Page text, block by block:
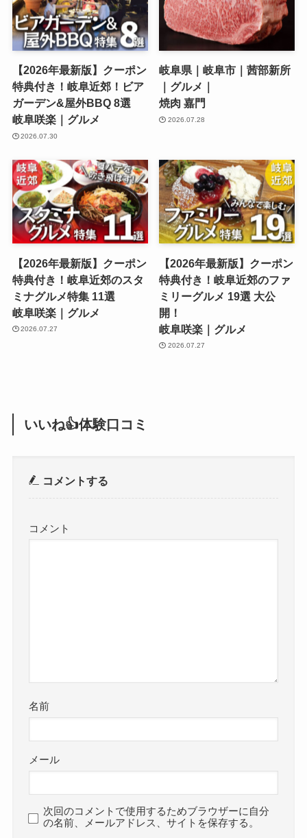
【2026年最新版】クーポン
特典付き！岐阜近郊！ビア
ガーデン&屋外BBQ 8選
岐阜咲楽｜グルメ
2026.07.30
岐阜県｜岐阜市｜茜部新所
｜グルメ｜
焼肉 嘉門
2026.07.28
【2026年最新版】クーポン
特典付き！岐阜近郊のスタ
ミナグルメ特集 11選
岐阜咲楽｜グルメ
2026.07.27
【2026年最新版】クーポン
特典付き！岐阜近郊のファ
ミリーグルメ 19選 大公
開！
岐阜咲楽｜グルメ
2026.07.27
いいね👍体験口コミ
コメントする
コメント
名前
メール
次回のコメントで使用するためブラウザーに自分
の名前、メールアドレス、サイトを保存する。